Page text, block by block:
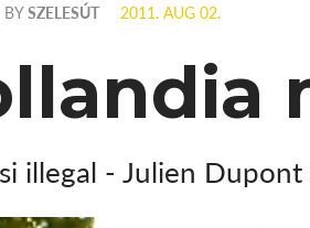
BYSZELESÚT 2011. AUG 02.
illegal - Julien